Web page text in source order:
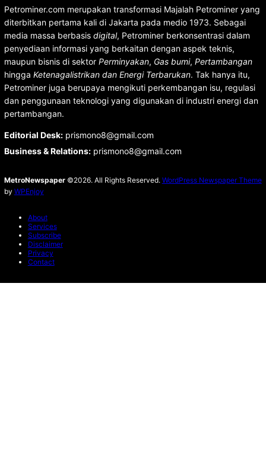
Petrominer.com merupakan transformasi Majalah Petrominer yang
diterbitkan pertama kali di Jakarta pada medio 1973. Sebagai
media massa berbasis digital, Petrominer berkonsentrasi dalam
penyediaan informasi yang berkaitan dengan aspek teknis,
maupun bisnis di sektor Perminyakan, Gas bumi, Pertambangan
hingga Ketenagalistrikan dan Energi Terbarukan. Tak hanya itu,
Petrominer juga berupaya mengikuti perkembangan isu, regulasi
dan penggunaan teknologi yang digunakan di industri energi dan
pertambangan.
Editorial Desk:prismono8@gmail.com
Business & Relations:prismono8@gmail.com
MetroNewspaper©2026. All Rights Reserved. WordPress Newspaper Theme
by WPEnjoy
About
Services
Subscribe
Disclaimer
Privacy
Contact